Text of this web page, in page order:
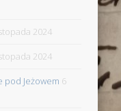
2024
2024
pod Jeżowem 6